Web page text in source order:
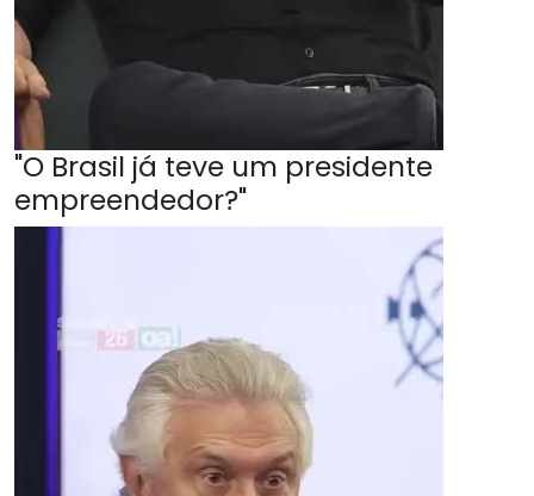
"O Brasil já teve um presidente
empreendedor?"